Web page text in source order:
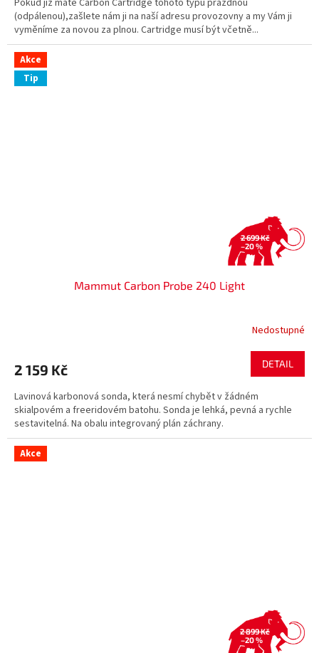
Pokud již máte Carbon Cartridge tohoto typu prázdnou
(odpálenou),zašlete nám ji na naší adresu provozovny a my Vám ji
vyměníme za novou za plnou. Cartridge musí být včetně...
Akce
Tip
2 699 Kč
–20 %
Mammut Carbon Probe 240 Light
Nedostupné
2 159 Kč DETAIL
Lavinová karbonová sonda, která nesmí chybět v žádném
skialpovém a freeridovém batohu. Sonda je lehká, pevná a rychle
sestavitelná. Na obalu integrovaný plán záchrany.
Akce
2 899 Kč
–20 %